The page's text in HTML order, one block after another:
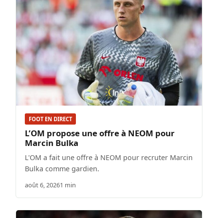
FOOT EN DIRECT
L’OM propose une offre à NEOM pour
Marcin Bulka
L'OM a fait une offre à NEOM pour recruter Marcin
Bulka comme gardien.
août 6, 20261 min